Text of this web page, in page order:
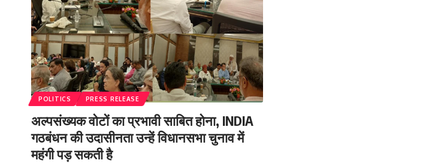
POLITICS PRESS RELEASE
अल्पसंख्यक वोटों का प्रभावी साबित होना, INDIA
गठबंधन की उदासीनता उन्हें विधानसभा चुनाव में
महंगी पड़ सकती है